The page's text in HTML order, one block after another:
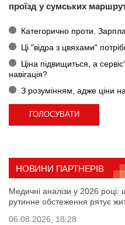
проїзд у сумських
Категорично проти.
Ці "відра з цвяхами"
Ціна підвищиться, а
навігація?
З розумінням, адже ціни
НОВИНИ ПАРТНЕРІВ
Медичні аналізи у 2026 році:
рутинне обстеження рятує
06.08.2026, 18:28